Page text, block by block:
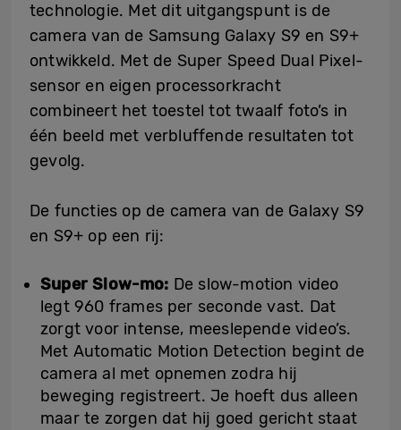
technologie. Met dit uitgangspunt is de
camera van de Samsung Galaxy S9 en S9+
ontwikkeld. Met de Super Speed Dual Pixel-
sensor en eigen processorkracht
combineert het toestel tot twaalf foto’s in
één beeld met verbluffende resultaten tot
gevolg.
De functies op de camera van de Galaxy S9
en S9+ op een rij:
Super Slow-mo: De slow-motion video
legt 960 frames per seconde vast. Dat
zorgt voor intense, meeslepende video’s.
Met Automatic Motion Detection begint de
camera al met opnemen zodra hij
beweging registreert. Je hoeft dus alleen
maar te zorgen dat hij goed gericht staat